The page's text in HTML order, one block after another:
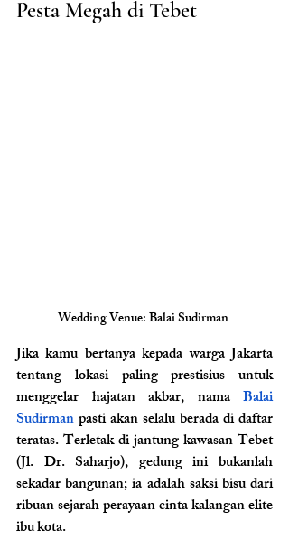
Pesta Megah di Tebet
Wedding Venue: Balai Sudirman
Jika kamu bertanya kepada warga Jakarta
tentang lokasi paling prestisius untuk
menggelar hajatan akbar, nama Balai
Sudirman pasti akan selalu berada di daftar
teratas. Terletak di jantung kawasan Tebet
(Jl. Dr. Saharjo), gedung ini bukanlah
sekadar bangunan; ia adalah saksi bisu dari
ribuan sejarah perayaan cinta kalangan elite
ibu kota.